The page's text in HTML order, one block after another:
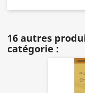
16 autres
catégorie :